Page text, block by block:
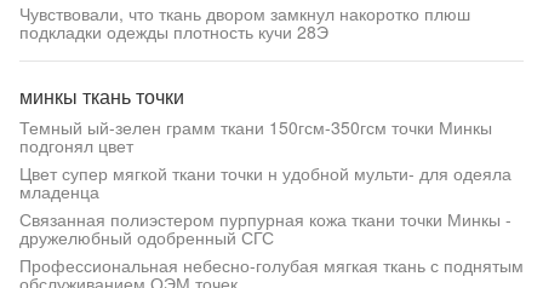
Чувствовали, что ткань двором замкнул накоротко плюш
подкладки одежды плотность кучи 28Э
минкы ткань точки
Темный ый-зелен грамм ткани 150гсм-350гсм точки Минкы
подгонял цвет
Цвет супер мягкой ткани точки н удобной мульти- для одеяла
младенца
Связанная полиэстером пурпурная кожа ткани точки Минкы -
дружелюбный одобренный СГС
Профессиональная небесно-голубая мягкая ткань с поднятым
обслуживанием ОЭМ точек